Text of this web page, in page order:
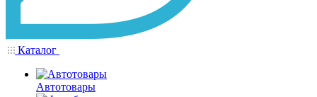
Каталог
Автотовары